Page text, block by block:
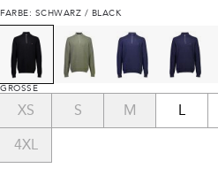
FARBE: SCHWARZ / BLACK
GRÖSSE
XS S M L
4XL